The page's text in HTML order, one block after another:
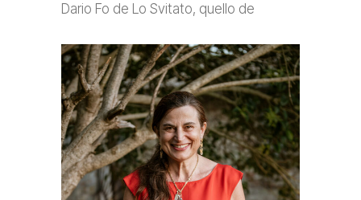
Dario Fo de Lo Svitato, quello de